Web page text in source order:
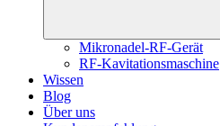
Mikronadel-RF-Gerät
RF-Kavitationsmaschine
Wissen
Blog
Über uns